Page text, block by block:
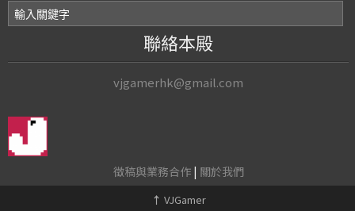
聯絡本殿
vjgamerhk@gmail.com
徵稿與業務合作| 關於我們
↑ VJGamer